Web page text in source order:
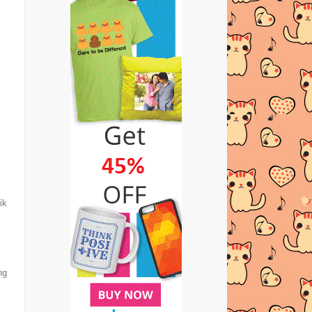
1st G.A of Gangentry
Lirik Bencinta - Faizal Tahir
SUAMI YANG KUBENCI
FOBIA JADI MANGSA BANJIR
EnTri fRoM kAmPuNg...
PERBUALAN MEREKA BUAT
TEMAN TERSEDAK!!!
ALLAH LEBIH TAHU...
MACAM MANA NAK FOLLOW
BLOG YANG TIADA BUTANG
FOLLOWER
KISAH SEHARI SEBELUM RAYA
HAJI HARI TU
Giveaway Butik Comel Collection